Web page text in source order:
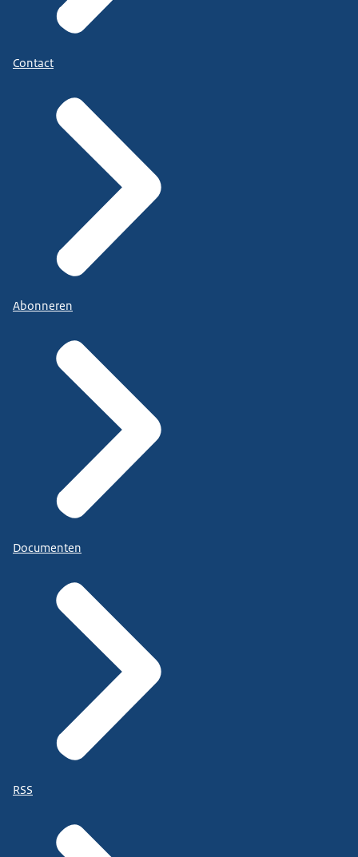
Contact
Abonneren
Documenten
RSS